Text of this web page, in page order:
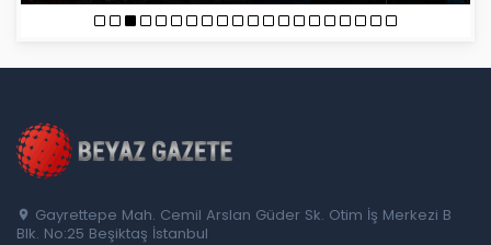
Gayrettepe Mah. Cemil Arslan Güder Sk. Otim İş Merkezi B
Blk. No:25 Beşiktaş İstanbul